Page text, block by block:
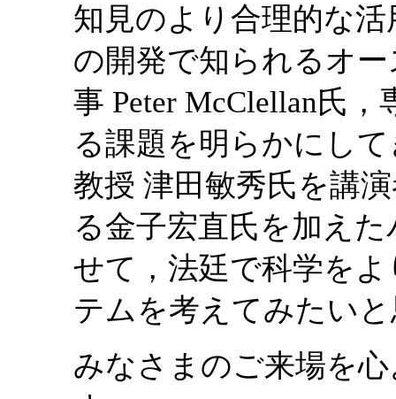
知見のより合理的な活
の開発で知られるオ
事 Peter McClellan氏
る課題を明らかにし
教授 津田敏秀氏を講
る金子宏直氏を加え
せて，法廷で科学を
テムを考えてみたい
みなさまのご来場を